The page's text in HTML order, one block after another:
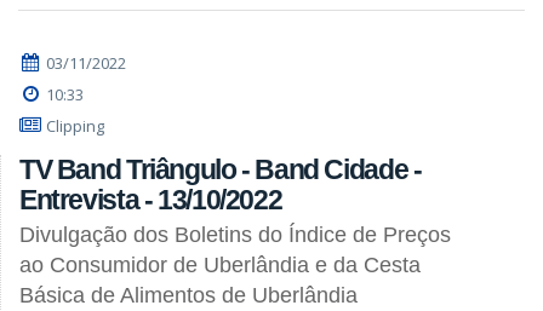
03/11/2022
10:33
Clipping
TV Band Triângulo - Band Cidade -
Entrevista - 13/10/2022
Divulgação dos Boletins do Índice de Preços
ao Consumidor de Uberlândia e da Cesta
Básica de Alimentos de Uberlândia